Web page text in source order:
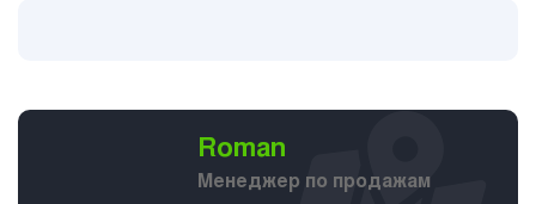
Roman
Менеджер по продажам